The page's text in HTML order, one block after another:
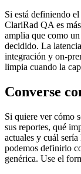
Si está definiendo
ClariRad QA es
amplia que como
decidido. La
integración y on-
limpia cuando la
Converse
Si quiere ver cómo
sus reportes, qué
actuales y cuál
podemos definirlo
genérica. Use el